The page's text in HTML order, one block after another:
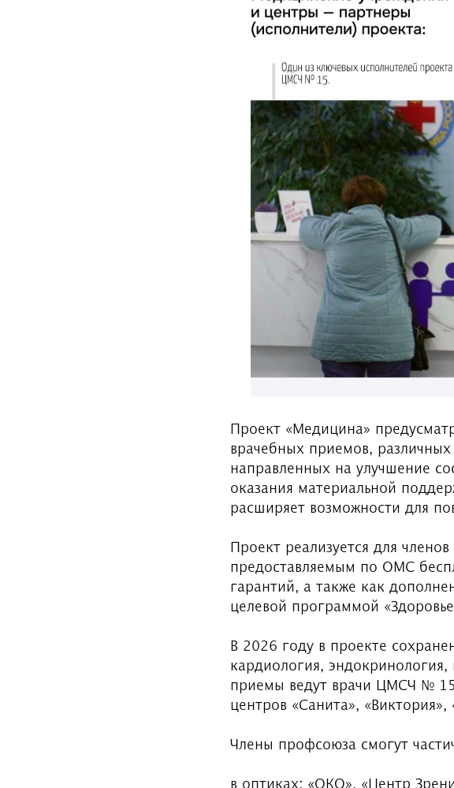
Проект «Медицина»
врачебных приемов,
направленных на улучшение
оказания материальной
расширяет возможности для
Проект реализуется для
предоставляемым по ОМС
гарантий, а также как
целевой программой
В 2026 году в проекте
кардиология,
приемы ведут врачи ЦМСЧ №
центров «Санита»,
Члены профсоюза смогут
в оптиках: «ОКО», «Центр